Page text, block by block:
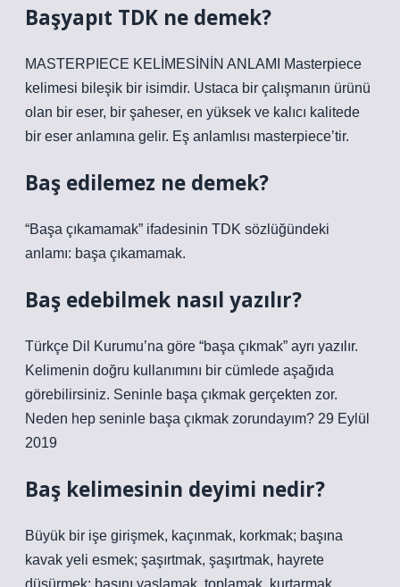
Başyapıt TDK ne demek?
MASTERPIECE KELİMESİNİN ANLAMI Masterpiece
kelimesi bileşik bir isimdir. Ustaca bir çalışmanın ürünü
olan bir eser, bir şaheser, en yüksek ve kalıcı kalitede
bir eser anlamına gelir. Eş anlamlısı masterpiece’tir.
Baş edilemez ne demek?
“Başa çıkamamak” ifadesinin TDK sözlüğündeki
anlamı: başa çıkamamak.
Baş edebilmek nasıl yazılır?
Türkçe Dil Kurumu’na göre “başa çıkmak” ayrı yazılır.
Kelimenin doğru kullanımını bir cümlede aşağıda
görebilirsiniz. Seninle başa çıkmak gerçekten zor.
Neden hep seninle başa çıkmak zorundayım? 29 Eylül
2019
Baş kelimesinin deyimi nedir?
Büyük bir işe girişmek, kaçınmak, korkmak; başına
kavak yeli esmek; şaşırtmak, şaşırtmak, hayrete
düşürmek; başını yaslamak, toplamak, kurtarmak,